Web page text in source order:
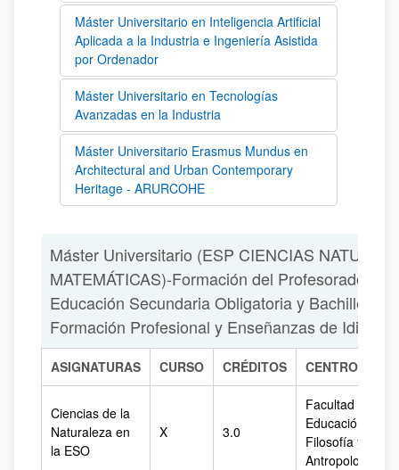
Máster Universitario en Inteligencia Artificial
Aplicada a la Industria e Ingeniería Asistida
por Ordenador
Máster Universitario en Tecnologías
Avanzadas en la Industria
Máster Universitario Erasmus Mundus en
Architectural and Urban Contemporary
Heritage - ARURCOHE
Máster Universitario (ESP CIENCIAS
MATEMÁTICAS)-Formación del Profesorado de
Educación Secundaria Obligatoria y Bachillerato,
Formación Profesional y Enseñanzas de Idiomas
ASIGNATURAS CURSO CRÉDITOS CENTRO
Ciencias de la
Naturaleza en
la ESO
X 3.0
Facultad de
Educación,
Filosofía y
Antropología